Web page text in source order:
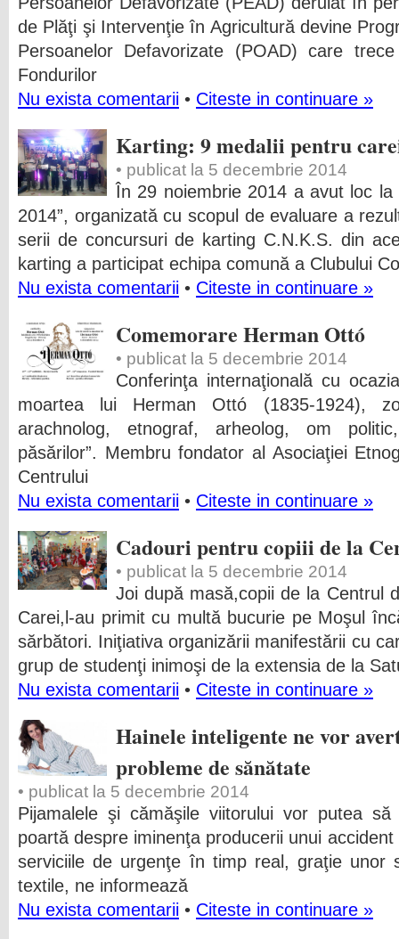
de Plăţi şi Intervenţie în Agricultură devine
Persoanelor Defavorizate (POAD) care
Fondurilor
Nu exista comentarii • Citeste in continuare »
Karting: 9 medalii pentru
• publicat la 5 decembrie 2014
În 29 noiembrie 2014 a avut loc
2014”, organizată cu scopul de evaluare a
serii de concursuri de karting C.N.K.S. din
karting a participat echipa comună a Clubului
Nu exista comentarii • Citeste in continuare »
Comemorare Herman Ottó
• publicat la 5 decembrie 2014
Conferinţa internaţională cu
moartea lui Herman Ottó (1835-1924),
arachnolog, etnograf, arheolog, om
păsărilor”. Membru fondator al Asociaţiei
Centrului
Nu exista comentarii • Citeste in continuare »
Cadouri pentru copiii de la
• publicat la 5 decembrie 2014
Joi după masă,copii de la Centrul
Carei,l-au primit cu multă bucurie pe Moşul
sărbători. Iniţiativa organizării manifestării cu
grup de studenţi inimoşi de la extensia de la
Nu exista comentarii • Citeste in continuare »
Hainele inteligente ne vor
probleme de sănătate
• publicat la 5 decembrie 2014
Pijamalele şi cămăşile viitorului vor putea
poartă despre iminenţa producerii unui
serviciile de urgenţe în timp real, graţie unor
textile, ne informează
Nu exista comentarii • Citeste in continuare »